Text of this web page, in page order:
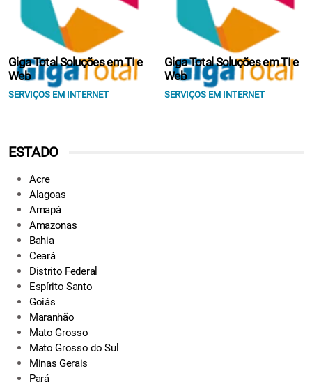
Giga Total Soluções em TI e
Web
SERVIÇOS EM INTERNET
Giga Total Soluções em TI e
Web
SERVIÇOS EM INTERNET
ESTADO
Acre
Alagoas
Amapá
Amazonas
Bahia
Ceará
Distrito Federal
Espírito Santo
Goiás
Maranhão
Mato Grosso
Mato Grosso do Sul
Minas Gerais
Pará